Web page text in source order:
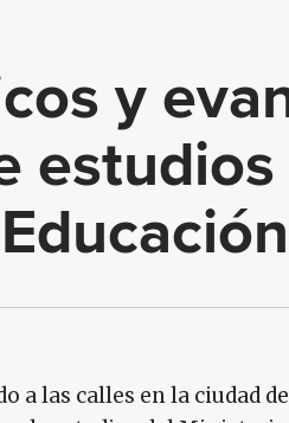
y
a las calles en la ciudad